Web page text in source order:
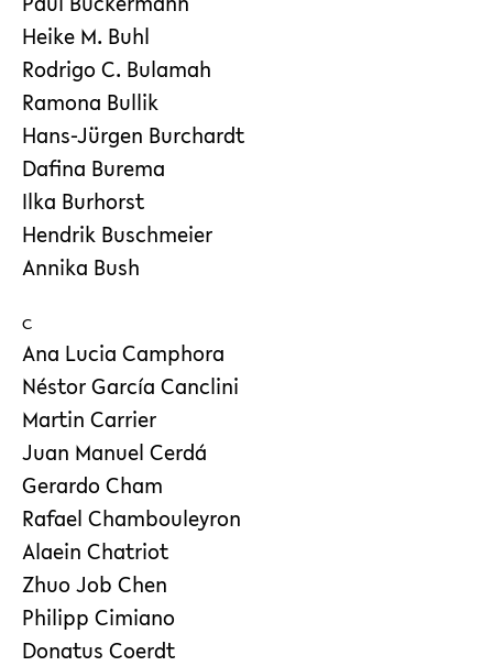
Heike M. Buhl
Rodrigo C. Bulamah
Ramona Bullik
Hans-Jürgen Burchardt
Dafina Burema
Ilka Burhorst
Hendrik Buschmeier
Annika Bush
C
Ana Lucia Camphora
Néstor García Canclini
Martin Carrier
Juan Manuel Cerdá
Gerardo Cham
Rafael Chambouleyron
Alaein Chatriot
Zhuo Job Chen
Philipp Cimiano
Donatus Coerdt